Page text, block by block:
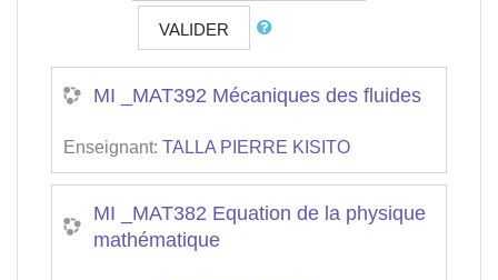
VALIDER
MI _MAT392 Mécaniques des fluides
Enseignant: TALLA PIERRE KISITO
MI _MAT382 Equation de la physique
mathématique